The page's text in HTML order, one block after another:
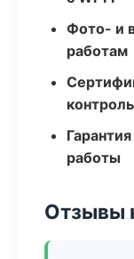
Фото- и
работам
работы
Отзывы